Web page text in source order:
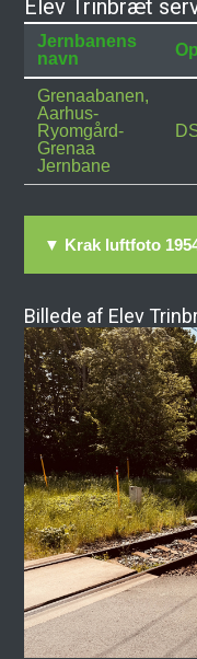
Elev Trinbræt
Jernbanens
navn
Grenaabanen,
Aarhus-
Ryomgård-
Grenaa
Jernbane
▼ Krak luftfoto
Billede af Elev